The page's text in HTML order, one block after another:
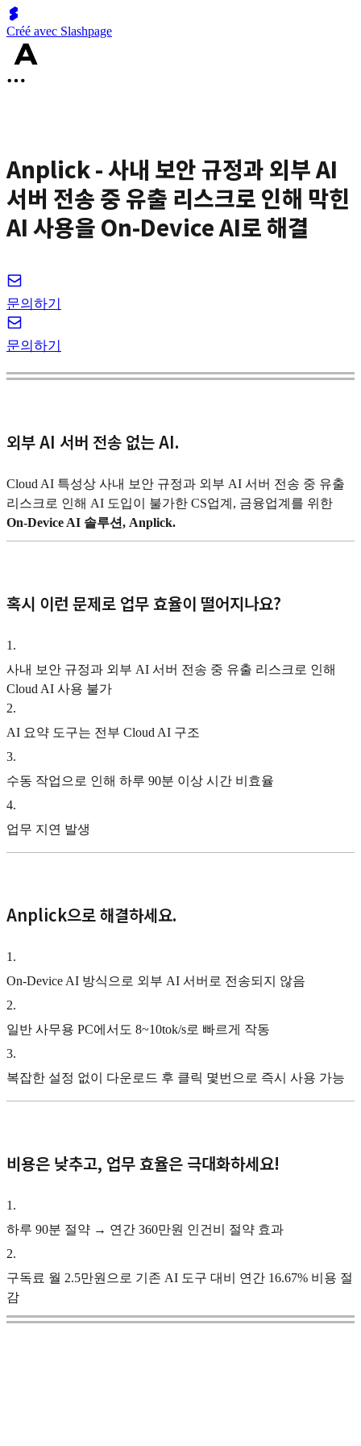
Créé avec Slashpage
Anplick - 사내 보안 규정과 외부 AI
서버 전송 중 유출 리스크로 인해 막힌
AI 사용을 On-Device AI로 해결
문의하기
문의하기
외부 AI 서버 전송 없는 AI.
Cloud AI 특성상 사내 보안 규정과 외부 AI 서버 전송 중 유출
리스크로 인해 AI 도입이 불가한 CS업계, 금융업계를 위한
On-Device AI 솔루션, Anplick.
혹시 이런 문제로 업무 효율이 떨어지나요?
1 .
사내 보안 규정과 외부 AI 서버 전송 중 유출 리스크로 인해
Cloud AI 사용 불가
2.
AI 요약 도구는 전부 Cloud AI 구조
3.
수동 작업으로 인해 하루 90분 이상 시간 비효율
4.
업무 지연 발생
Anplick으로 해결하세요.
1 .
On-Device AI 방식으로 외부 AI 서버로 전송되지 않음
2.
일반 사무용 PC에서도 8~10tok/s로 빠르게 작동
3.
복잡한 설정 없이 다운로드 후 클릭 몇번으로 즉시 사용 가능
비용은 낮추고, 업무 효율은 극대화하세요!
1 .
하루 90분 절약 → 연간 360만원 인건비 절약 효과
2.
구독료 월 2.5만원으로 기존 AI 도구 대비 연간 16.67% 비용 절
감